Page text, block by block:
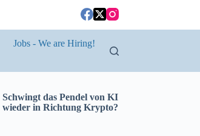
Jobs - We are Hiring!
Schwingt das Pendel von KI
wieder in Richtung Krypto?